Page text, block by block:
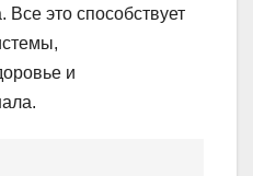
Все это способствует
и